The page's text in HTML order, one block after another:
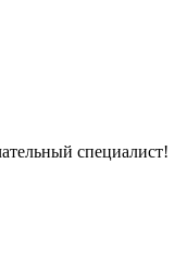
специалист!